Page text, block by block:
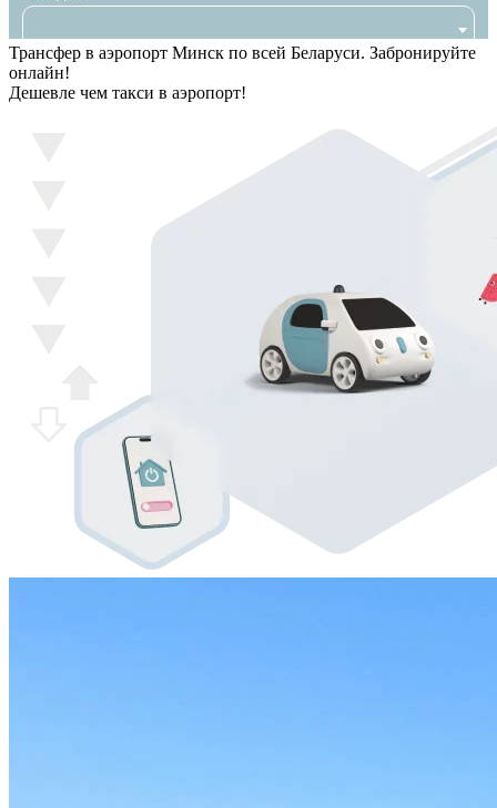
Трансфер в аэропорт Минск по всей Беларуси. Забронируйте
онлайн!
Дешевле чем такси в аэропорт!